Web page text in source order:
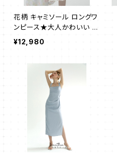
花柄 キャミソール ロングワ
ンピース★大人かわいい お
洒落 高貴
¥12,980